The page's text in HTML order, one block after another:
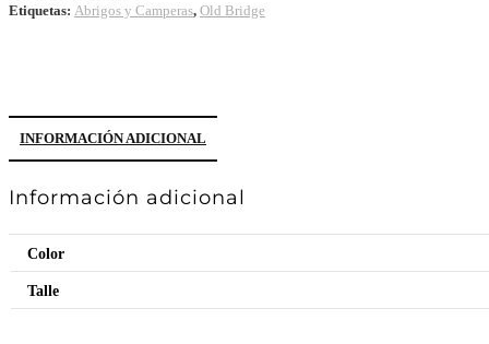
Etiquetas: Abrigos y Camperas, Old Bridge
INFORMACIÓN ADICIONAL
Información adicional
Color
Talle